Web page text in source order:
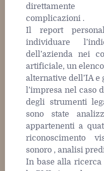
direttamente
complicazioni .
Il report
individuare
dell’azienda nei
artificiale, un
alternative dell’IA
l’impresa nel caso
degli strumenti
sono state
appartenenti a
riconoscimento
sonoro , analisi
In base alla